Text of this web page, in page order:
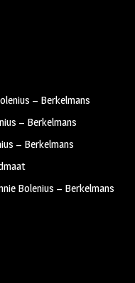
– Berkelmans
– Berkelmans
– Berkelmans
Bolenius – Berkelmans